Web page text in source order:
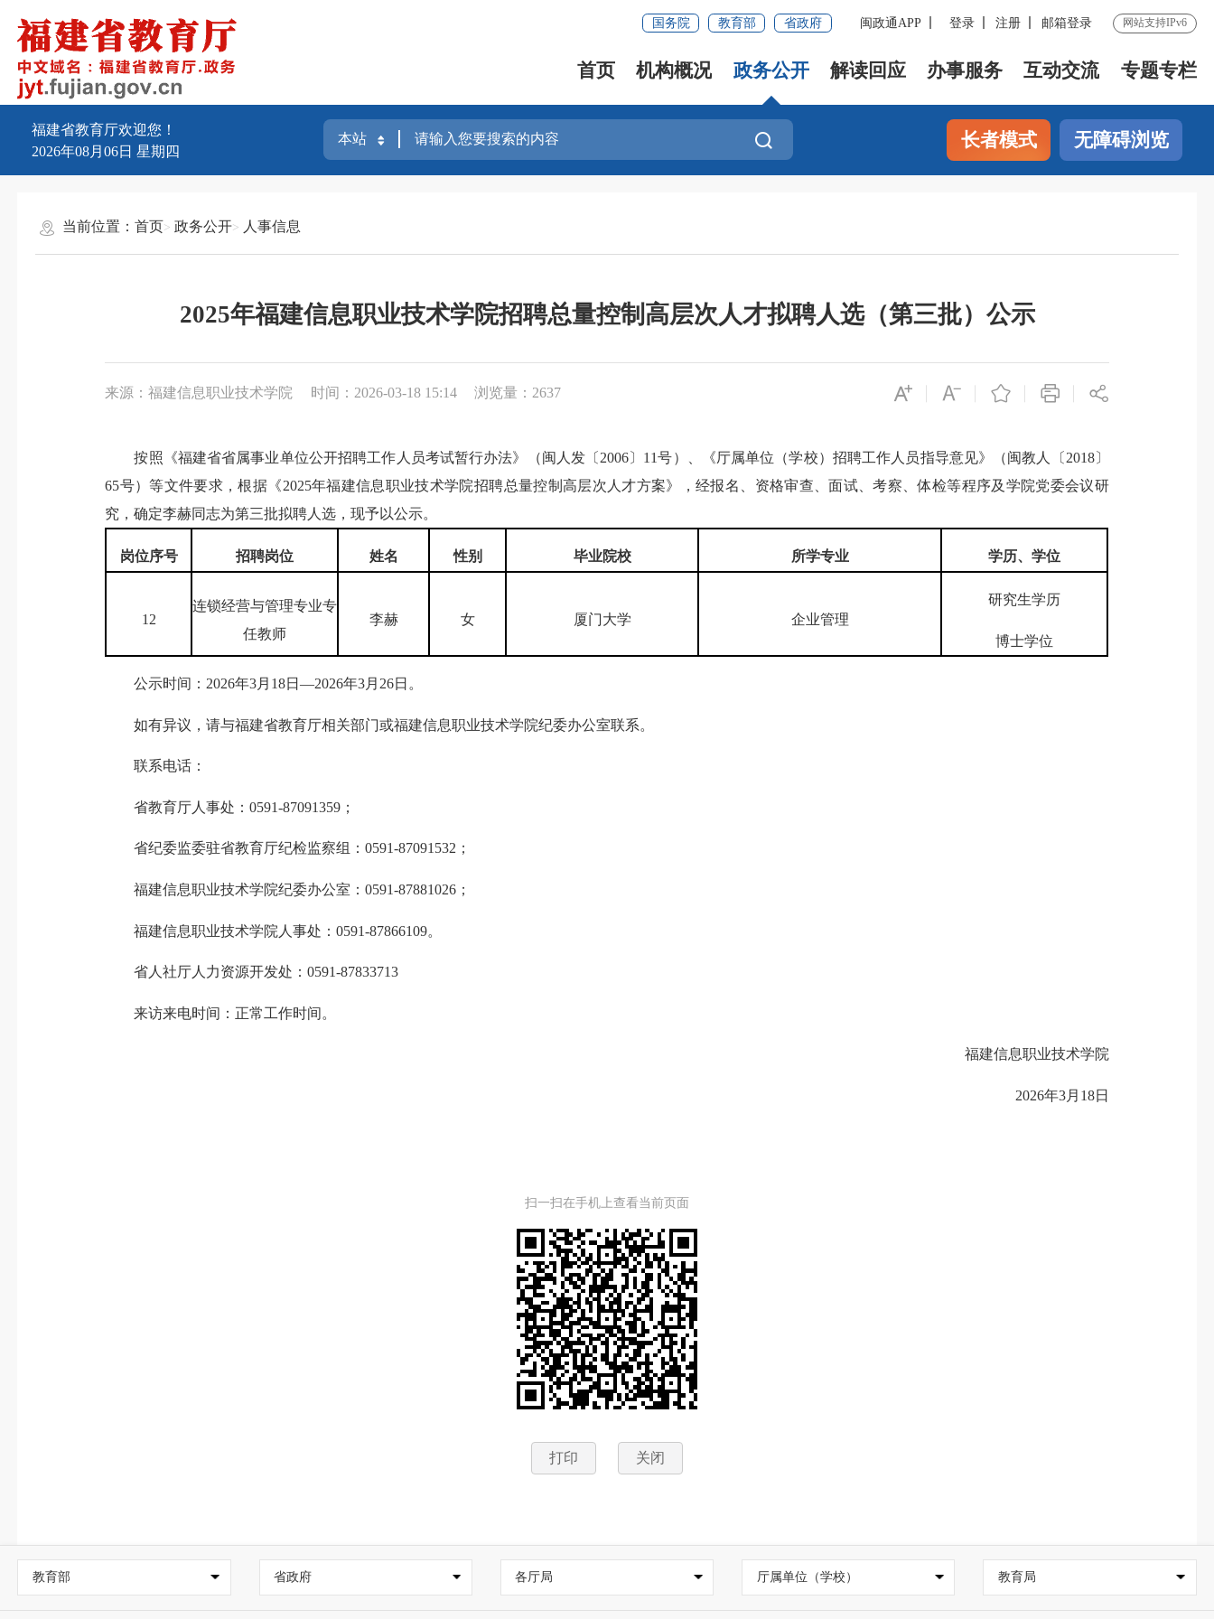
国务院 教育部 省政府 闽政通APP 登录 注册 邮箱登录 网站支持IPv6
首页 机构概况 政务公开 解读回应 办事服务 互动交流 专题专栏
福建省教育厅欢迎您！
2026年08月06日 星期四
长者模式 无障碍浏览
当前位置：首页 政务公开 人事信息
2025年福建信息职业技术学院招聘总量控制高层次人才拟聘人选（第三批）公示
来源：福建信息职业技术学院 时间：2026-03-18 15:14 浏览量：2637
按照《福建省省属事业单位公开招聘工作人员考试暂行办法》（闽人发〔2006〕11号）、《厅属单位（学校）招聘工作人员指导意见》（闽教人〔2018〕
65号）等文件要求，根据《2025年福建信息职业技术学院招聘总量控制高层次人才方案》，经报名、资格审查、面试、考察、体检等程序及学院党委会议研
究，确定李赫同志为第三批拟聘人选，现予以公示。
岗位序号 招聘岗位 姓名 性别 毕业院校 所学专业 学历、学位
12
连锁经营与管理专业专
任教师
李赫 女 厦门大学 企业管理
研究生学历
博士学位
公示时间：2026年3月18日—2026年3月26日。
如有异议，请与福建省教育厅相关部门或福建信息职业技术学院纪委办公室联系。
联系电话：
省教育厅人事处：0591-87091359；
省纪委监委驻省教育厅纪检监察组：0591-87091532；
福建信息职业技术学院纪委办公室：0591-87881026；
福建信息职业技术学院人事处：0591-87866109。
省人社厅人力资源开发处：0591-87833713
来访来电时间：正常工作时间。
福建信息职业技术学院
2026年3月18日
扫一扫在手机上查看当前页面
打印 关闭
教育部 省政府 各厅局 厅属单位（学校） 教育局